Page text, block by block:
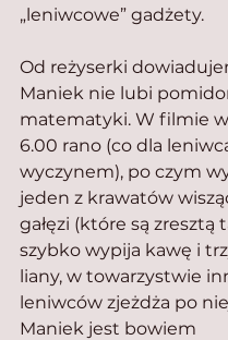
„leniwcowe” gadżety.
Od reżyserki
Maniek nie lubi
matematyki. W filmie
6.00 rano (co dla
wyczynem), po czym
jeden z krawatów
gałęzi (które są zresztą
szybko wypija kawę i
liany, w towarzystwie
leniwców zjeżdża po
Maniek jest bowiem